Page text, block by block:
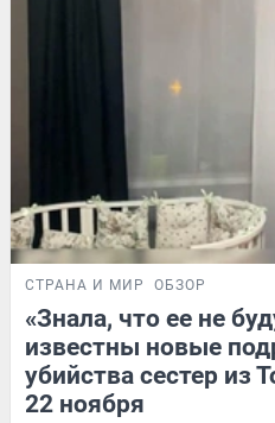
СТРАНА И МИР ОБЗОР
«Знала, что ее не
известны новые
убийства сестер из
22 ноября